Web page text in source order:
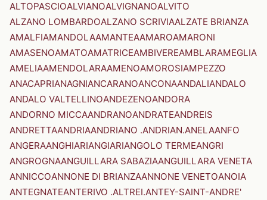
ALTOPASCIOALVIANOALVIGNANOALVITO
ALZANO LOMBARDOALZANO SCRIVIAALZATE BRIANZA
AMALFIAMANDOLAAMANTEAAMAROAMARONI
AMASENOAMATOAMATRICEAMBIVEREAMBLARAMEGLIA
AMELIAAMENDOLARAAMENOAMOROSIAMPEZZO
ANACAPRIANAGNIANCARANOANCONAANDALIANDALO
ANDALO VALTELLINOANDEZENOANDORA
ANDORNO MICCAANDRANOANDRATEANDREIS
ANDRETTAANDRIAANDRIANO .ANDRIAN.ANELAANFO
ANGERAANGHIARIANGIARIANGOLO TERMEANGRI
ANGROGNAANGUILLARA SABAZIAANGUILLARA VENETA
ANNICCOANNONE DI BRIANZAANNONE VENETOANOIA
ANTEGNATEANTERIVO .ALTREI.ANTEY-SAINT-ANDRE'